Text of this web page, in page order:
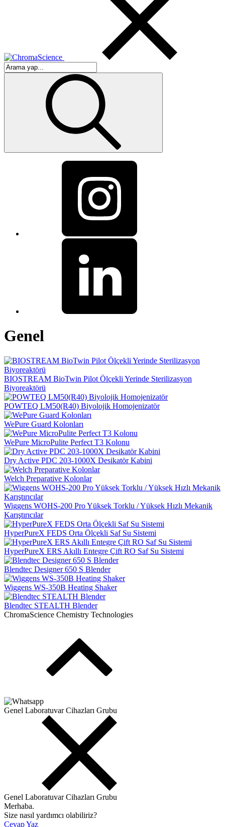
Genel
BIOSTREAM BioTwin Pilot Ölçekli Yerinde Sterilizasyon
Biyoreaktörü
POWTEQ LM50(R40) Biyolojik Homojenizatör
WePure Guard Kolonları
WePure MicroPulite Perfect T3 Kolonu
Dry Active PDC 203-1000X Desikatör Kabini
Welch Preparative Kolonlar
Wiggens WOHS-200 Pro Yüksek Torklu / Yüksek Hızlı Mekanik
Karıştırıcılar
HyperPureX FEDS Orta Ölçekli Saf Su Sistemi
HyperPureX ERS Akıllı Entegre Çift RO Saf Su Sistemi
Blendtec Designer 650 S Blender
Wiggens WS-350B Heating Shaker
Blendtec STEALTH Blender
ChromaScience Chemistry Technologies
Genel Laboratuvar Cihazları Grubu
Genel Laboratuvar Cihazları Grubu
Merhaba.
Size nasıl yardımcı olabiliriz?
Cevap Yaz